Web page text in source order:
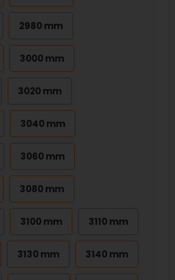
2980 mm
3000 mm
3020 mm
3040 mm
3060 mm
3080 mm
3100 mm 3110 mm
3130 mm 3140 mm